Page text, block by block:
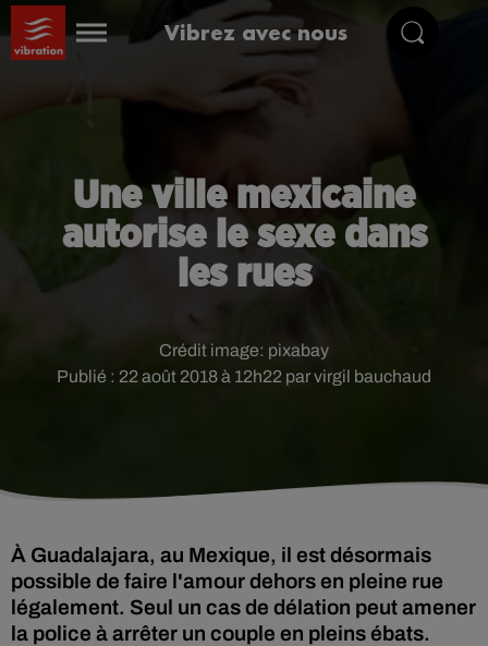
Vibrez avec nous
Une ville mexicaine
autorise le sexe dans
les rues
Publié : 22 août 2018 à 12h22 par virgil bauchaud
Crédit image: pixabay
À Guadalajara, au Mexique, il est désormais
possible de faire l'amour dehors en pleine rue
légalement. Seul un cas de délation peut amener
la police à arrêter un couple en pleins ébats.